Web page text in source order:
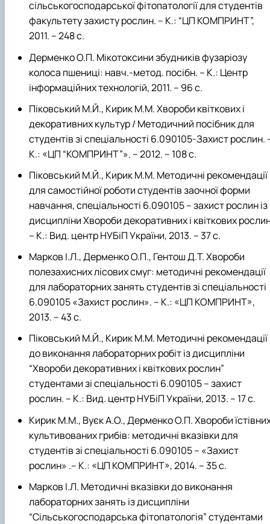
сільськогосподарської фітопатології для студентів
факультету захисту рослин. – К.: “ЦП КОМПРИНТ”,
2011. – 248 с.
Дерменко О.П. Мікотоксини збудників фузаріозу
колоса пшениці: навч.-метод. посібн. – К.: Центр
інформаційних технологій, 2011. – 96 с.
Піковський М.Й., Кирик М.М. Хвороби квіткових і
декоративних культур / Методичний посібник для
студентів зі спеціальності 6.090105-Захист рослин.
К.: «ЦП “КОМПРИНТ”». – 2012. – 108 с.
Піковський М.Й., Кирик М.М. Методичні рекомендації
для самостійної роботи студентів заочної форми
навчання, спеціальності 6.090105 – захист рослин із
дисципліни Хвороби декоративних і квіткових
– К.: Вид. центр НУБіП України, 2013. – 37 с.
Марков І.Л., Дерменко О.П., Гентош Д.Т. Хвороби
полезахисних лісових смуг: методичні рекомендації
для лабораторних занять студентів зі спеціальності
6.090105 «Захист рослин». – К.: «ЦП КОМПРИНТ»,
2013. – 43 с.
Піковський М.Й., Кирик М.М. Методичні рекомендації
до виконання лабораторних робіт із дисципліни
“Хвороби декоративних і квіткових рослин”
студентами зі спеціальності 6.090105 – захист
рослин. – К.: Вид. центр НУБіП України, 2013. – 17 с.
Кирик М.М., Вуєк А.О., Дерменко О.П. Хвороби
культивованих грибів: методичні вказівки для
студентів зі спеціальності 6.090105 – «Захист
рослин» .– К.: «ЦП КОМПРИНТ», 2014. – 35 с.
Марков І.Л. Методичні вказівки до виконання
лабораторних занять із дисципліни
“Сільськогосподарська фітопатологія” студентами